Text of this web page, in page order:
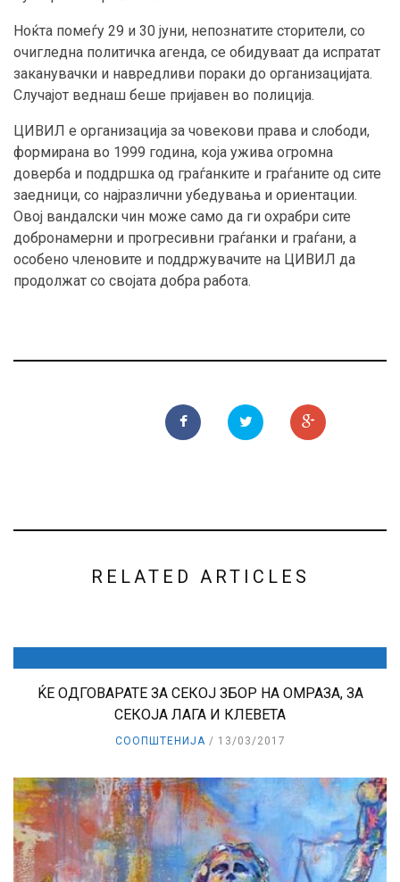
Ноќта помеѓу 29 и 30 јуни, непознатите сторители, со
очигледна политичка агенда, се обидуваат да испратат
заканувачки и навредливи пораки до организацијата.
Случајот веднаш беше пријавен во полиција.
ЦИВИЛ е организација за човекови права и слободи,
формирана во 1999 година, која ужива огромна
доверба и поддршка од граѓанките и граѓаните од сите
заедници, со најразлични убедувања и ориентации.
Овој вандалски чин може само да ги охрабри сите
добронамерни и прогресивни граѓанки и граѓани, а
особено членовите и поддржувачите на ЦИВИЛ да
продолжат со својата добра работа.
RELATED ARTICLES
ЌЕ ОДГОВАРАТЕ ЗА СЕКОЈ ЗБОР НА ОМРАЗА, ЗА
СЕКОЈА ЛАГА И КЛЕВЕТА
СООПШТЕНИЈА 13/03/2017